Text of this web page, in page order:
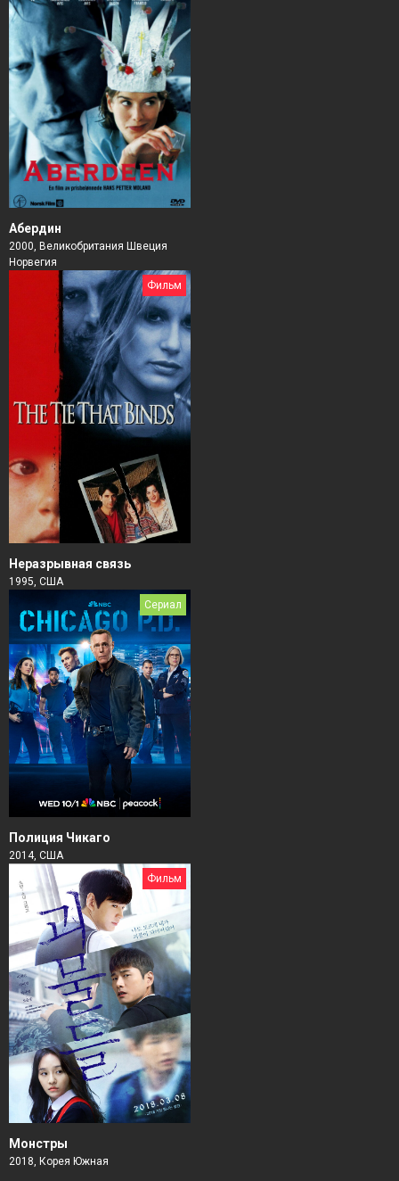
Абердин
2000, Великобритания Швеция
Норвегия
Фильм
Неразрывная связь
1995, США
Сериал
Полиция Чикаго
2014, США
Фильм
Монстры
2018, Корея Южная